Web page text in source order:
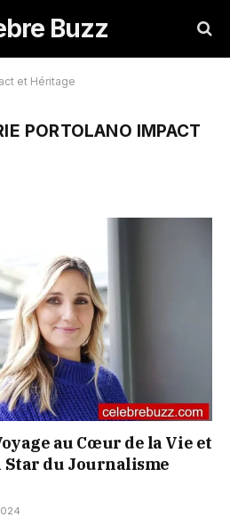
Buzz
et Héritage
PORTOLANO IMPACT
au Cœur de la Vie et
Star du Journalisme